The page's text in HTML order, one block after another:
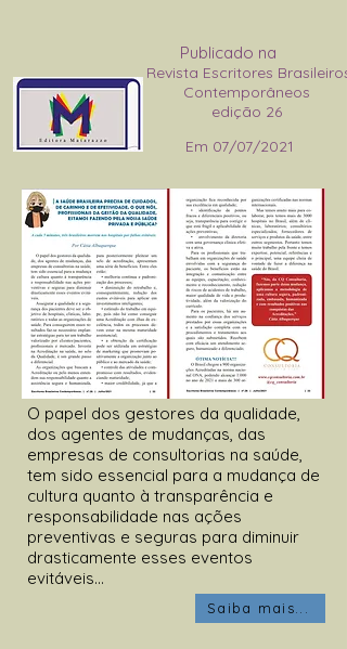
Publicado na
Em 07/07/2021
Revista Escritores Brasileiros
Contemporâneos
edição 26
O papel dos gestores da qualidade,
dos agentes de mudanças, das
empresas de consultorias na saúde,
tem sido essencial para a mudança de
cultura quanto à transparência e
responsabilidade nas ações
preventivas e seguras para diminuir
drasticamente esses eventos
evitáveis...
Saiba mais...